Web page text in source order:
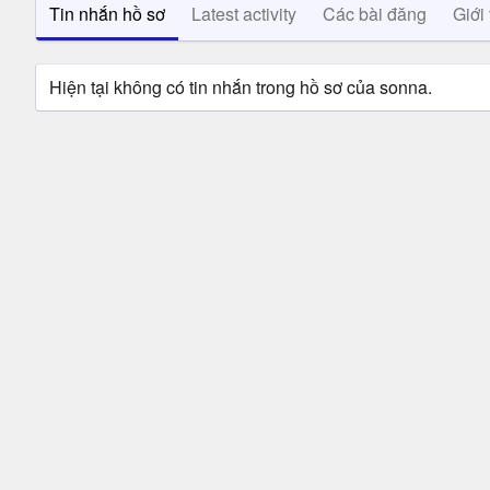
Tin nhắn hồ sơ Latest activity Các bài đăng Giới
Hiện tại không có tin nhắn trong hồ sơ của sonna.